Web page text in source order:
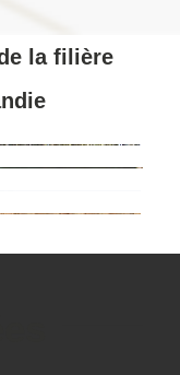
la filière